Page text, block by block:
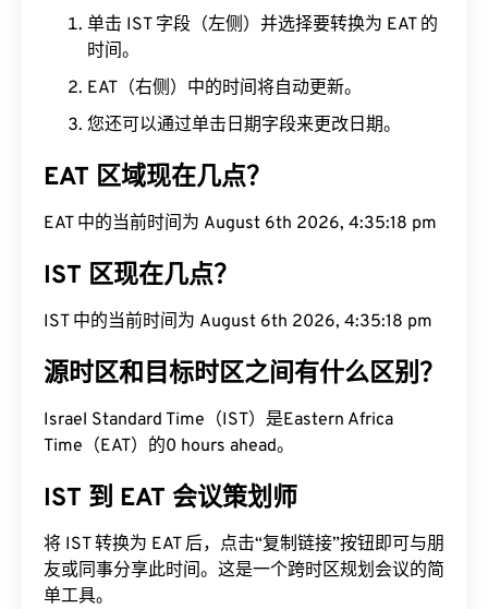
单击 IST 字段（左侧）并选择要转换为 EAT 的
时间。
EAT（右侧）中的时间将自动更新。
您还可以通过单击日期字段来更改日期。
EAT 区域现在几点？
EAT 中的当前时间为 August 6th 2026, 4:35:19 pm
IST 区现在几点？
IST 中的当前时间为 August 6th 2026, 4:35:19 pm
源时区和目标时区之间有什么区别？
Israel Standard Time（IST）是Eastern Africa
Time（EAT）的0 hours ahead。
IST 到 EAT 会议策划师
将 IST 转换为 EAT 后，点击“复制链接”按钮即可与朋
友或同事分享此时间。这是一个跨时区规划会议的简
单工具。